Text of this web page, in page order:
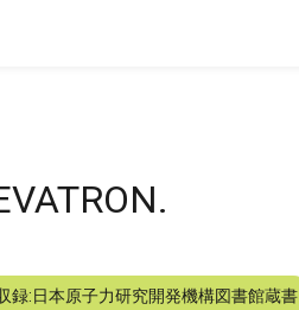
録:日本原子力研究開発機構図書館蔵書